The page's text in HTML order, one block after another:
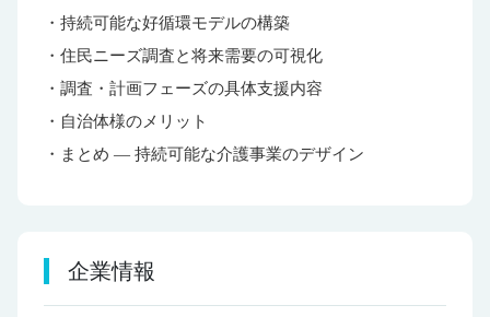
・持続可能な好循環モデルの構築
・住民ニーズ調査と将来需要の可視化
・調査・計画フェーズの具体支援内容
・自治体様のメリット
・まとめ ― 持続可能な介護事業のデザイン
企業情報